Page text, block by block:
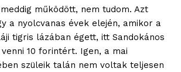
működött, nem tudom. Azt
a nyolcvanas évek elején, amikor a
tigris lázában égett, itt Sandokános
10 forintért. Igen, a mai
szüleik talán nem voltak teljesen